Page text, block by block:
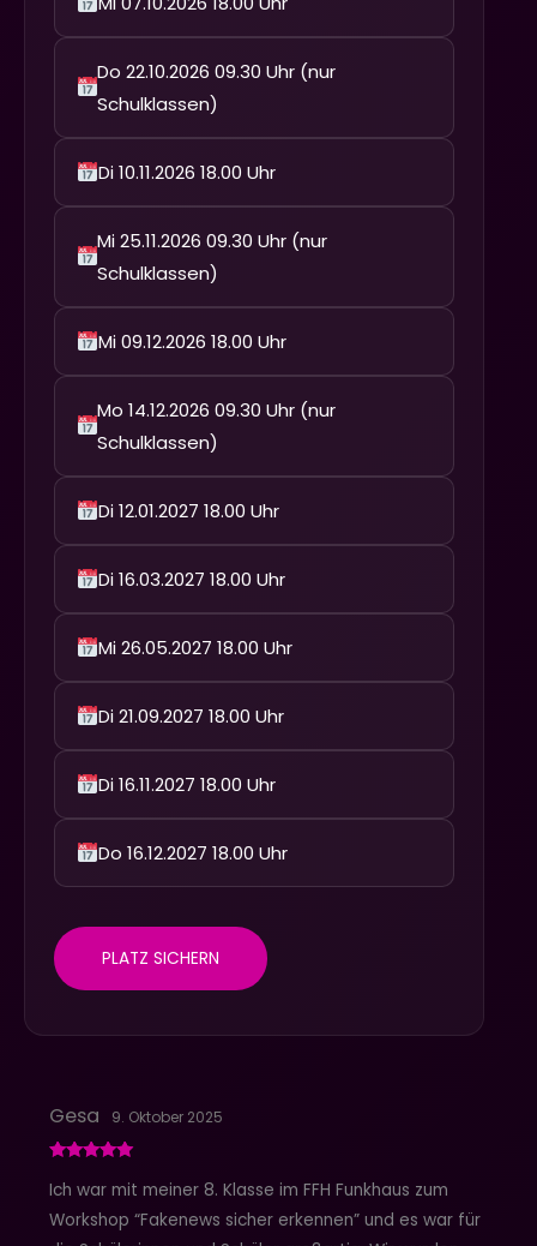
Do 22.10.2026 09.30 Uhr (nur
Schulklassen)
Di 10.11.2026 18.00 Uhr
Mi 25.11.2026 09.30 Uhr (nur
Schulklassen)
Mi 09.12.2026 18.00 Uhr
Mo 14.12.2026 09.30 Uhr (nur
Schulklassen)
Di 12.01.2027 18.00 Uhr
Di 16.03.2027 18.00 Uhr
Mi 26.05.2027 18.00 Uhr
Di 21.09.2027 18.00 Uhr
Di 16.11.2027 18.00 Uhr
Do 16.12.2027 18.00 Uhr
PLATZ SICHERN
5von 5
Gesa 9. Oktober 2025
Ich war mit meiner 8. Klasse im FFH Funkhaus zum
Workshop “Fakenews sicher erkennen” und es war für